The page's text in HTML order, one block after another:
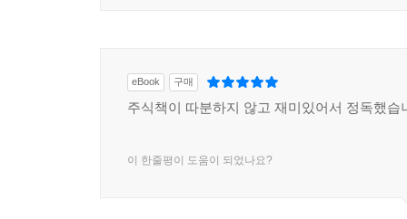
결정하므로 지금 당장 주가가 조금 떨어져도 불
모니터에 눈을 붙이고 있지 않아도 되니 시간이
〈추천사: 불곰의 투자법으로 승리한 사람들〉
eBook 구매
주식책이 따분하지 않고 재미있어서 정독했습
이 한줄평이 도움이 되었나요?